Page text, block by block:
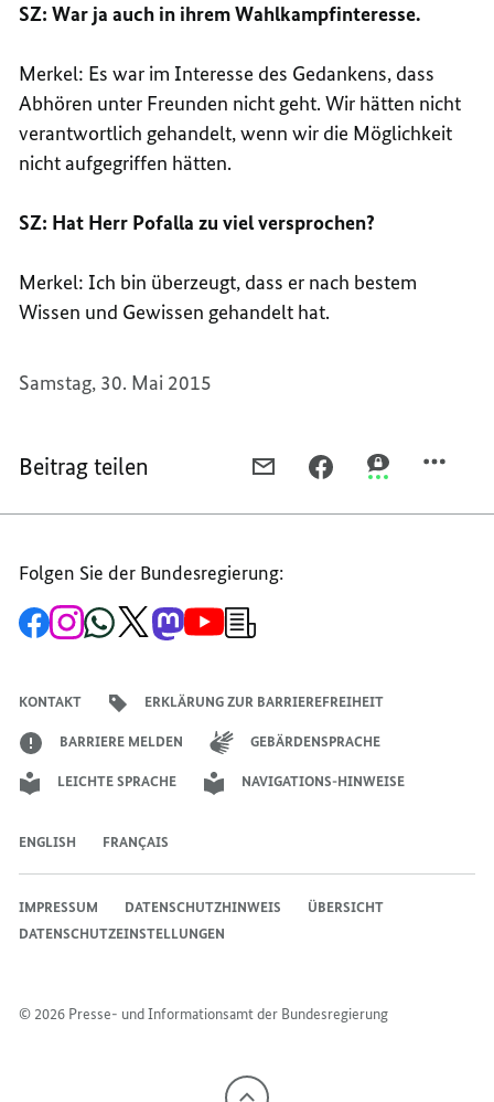
SZ: War ja auch in ihrem Wahlkampfinteresse.
Merkel: Es war im Interesse des Gedankens, dass
Abhören unter Freunden nicht geht. Wir hätten nicht
verantwortlich gehandelt, wenn wir die Möglichkeit
nicht aufgegriffen hätten.
SZ: Hat Herr Pofalla zu viel versprochen?
Merkel: Ich bin überzeugt, dass er nach bestem
Wissen und Gewissen gehandelt hat.
Samstag, 30. Mai 2015
Beitrag teilen
MAIL
GLOBALISIERUNG
TEILEN, TEILEN,
Folgen Sie der Bundesregierung:
Zur
Facebook-
Zum
Instagram-
Zum
WhatsApp-
Zum
X-
Zum
Mastodon-
Zum
YouTube-Anmeldung
KONTAKT ERKLÄRUNG ZUR BARRIEREFREIHEIT
BARRIERE MELDEN GEBÄRDENSPRACHE
LEICHTE SPRACHE NAVIGATIONS-HINWEISE
ENGLISH FRANÇAIS
© 2026 Presse- und Informationsamt der Bundesregierung
IMPRESSUM DATENSCHUTZHINWEIS
ÜBERSICHT
DATENSCHUTZEINSTELLUNGEN
Nach